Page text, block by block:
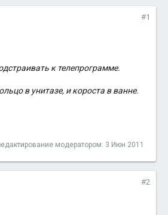
#1
к телепрограмме.
в унитазе, и короста в ванне.
модератором: 3 Июн 2011
#2